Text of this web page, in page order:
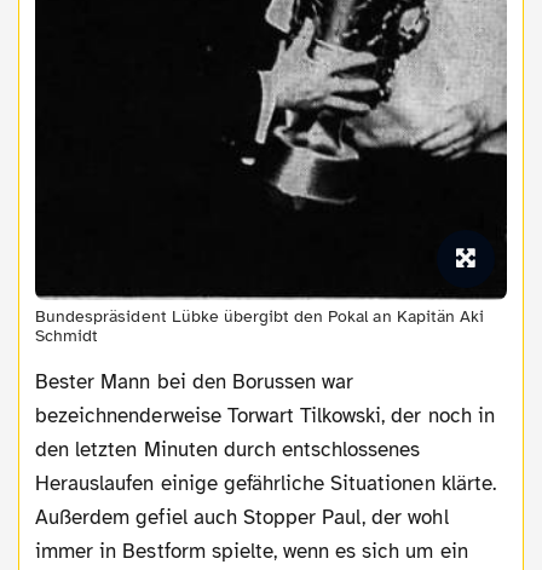
Bundespräsident Lübke übergibt den Pokal an Kapitän Aki
Schmidt
Bester Mann bei den Borussen war
bezeichnenderweise Torwart Tilkowski, der noch in
den letzten Minuten durch entschlossenes
Herauslaufen einige gefährliche Situationen klärte.
Außerdem gefiel auch Stopper Paul, der wohl
immer in Bestform spielte, wenn es sich um ein